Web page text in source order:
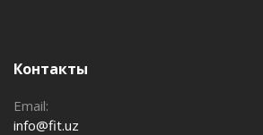
Контакты
Email:
info@fit.uz